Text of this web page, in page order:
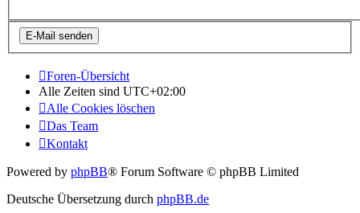
Foren-Übersicht
Alle Zeiten sind UTC+02:00
Alle Cookies löschen
Das Team
Kontakt
Powered by phpBB® Forum Software © phpBB Limited
Deutsche Übersetzung durch phpBB.de